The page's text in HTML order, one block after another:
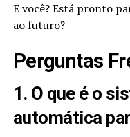
E você? Está pronto
ao futuro?
Perguntas
1. O que é o
automática